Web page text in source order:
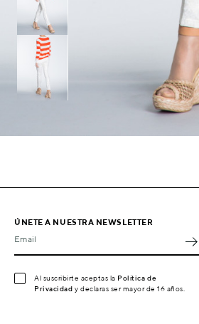
ÚNETE A NUESTRA NEWSLETTER
Email
Al suscribirte aceptas la Política de
Privacidad y declaras ser mayor de 16 años.